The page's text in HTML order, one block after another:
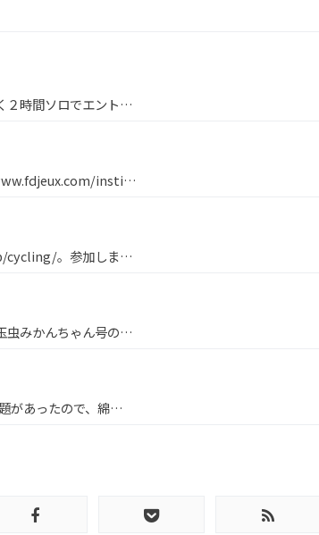
時間ソロでエント…
insti…
。参加しま…
虫みかんちゃん号の…
があったので、綿…